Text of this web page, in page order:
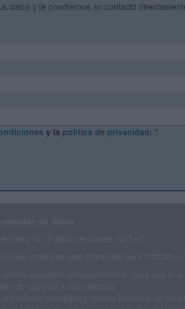
datos y te pondremos en contacto
y la política de privacidad: *